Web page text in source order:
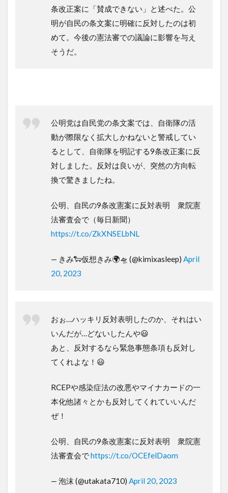
条改正案に「賛成できない」と述べた。公
明が自民の条文案に明確に反対したのは初
めて。今後の憲法審での議論に影響を与え
そうだ。
公明党は自民党の条文案では、自衛隊の活
動が際限なく拡大しかねないと警戒してい
るとして、自衛隊を明記する9条改正案に反
対しました。反対は良いが、突然の方向転
換で驚きましたね。
公明、自民の9条改憲案に反対表明 衆院憲
法審査会で（毎日新聞）
https://t.co/ZkXNSELbNL
— きみ🐑仮想きみ🌍🛸 (@kimixasleep) April
20, 2023
おぉ…ハッキリ反対表明したのか、それはい
いんだが…どないしたんや😃
あと、反対するなら緊急事態条項も反対し
てくれよな！😃
RCEPや感染症法の改悪やマイナカードの一
本化他諸々とかも反対してくれていいんだ
ぜ！
公明、自民の9条改憲案に反対表明 衆院憲
法審査会でhttps://t.co/OCEfelDaom
— 泡沫 (@utakata710) April 20, 2023